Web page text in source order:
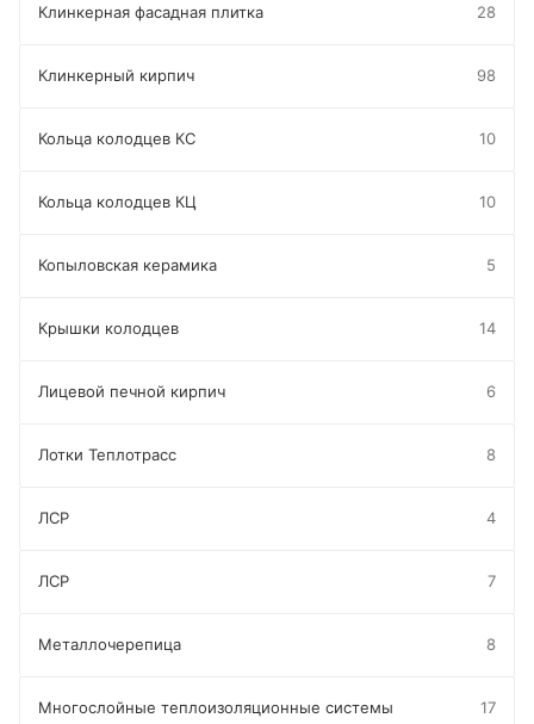
Клинкерная фасадная плитка 28
Клинкерный кирпич 98
Кольца колодцев КС 10
Кольца колодцев КЦ 10
Копыловская керамика 5
Крышки колодцев 14
Лицевой печной кирпич 6
Лотки Теплотрасс 8
ЛСР 4
ЛСР 7
Металлочерепица 8
Многослойные теплоизоляционные системы 17